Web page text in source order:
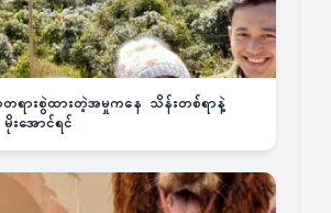
တရားစွဲထားတဲ့အမှုကနေ သိန်းတစ်ရာနဲ့
းအောင်ရင်